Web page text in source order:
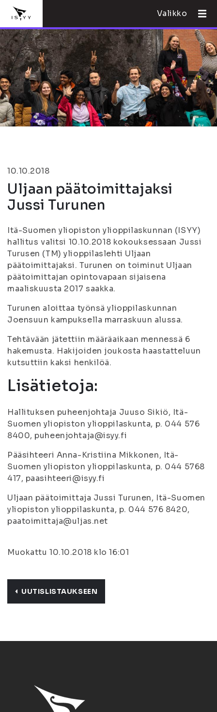
Valikko
10.10.2018
Uljaan päätoimittajaksi
Jussi Turunen
Itä-Suomen yliopiston ylioppilaskunnan (ISYY)
hallitus valitsi 10.10.2018 kokouksessaan Jussi
Turusen (TM) ylioppilaslehti Uljaan
päätoimittajaksi. Turunen on toiminut Uljaan
päätoimittajan opintovapaan sijaisena
maaliskuusta 2017 saakka.
Turunen aloittaa työnsä ylioppilaskunnan
Joensuun kampuksella marraskuun alussa.
Tehtävään jätettiin määräaikaan mennessä 6
hakemusta. Hakijoiden joukosta haastatteluun
kutsuttiin kaksi henkilöä.
Lisätietoja:
Hallituksen puheenjohtaja Juuso Sikiö, Itä-
Suomen yliopiston ylioppilaskunta, p. 044 576
8400, puheenjohtaja@isyy.fi
Pääsihteeri Anna-Kristiina Mikkonen, Itä-
Suomen yliopiston ylioppilaskunta, p. 044 5768
417, paasihteeri@isyy.fi
Uljaan päätoimittaja Jussi Turunen, Itä-Suomen
yliopiston ylioppilaskunta, p. 044 576 8420,
paatoimittaja@uljas.net
Muokattu 10.10.2018 klo 16:01
UUTISLISTAUKSEEN